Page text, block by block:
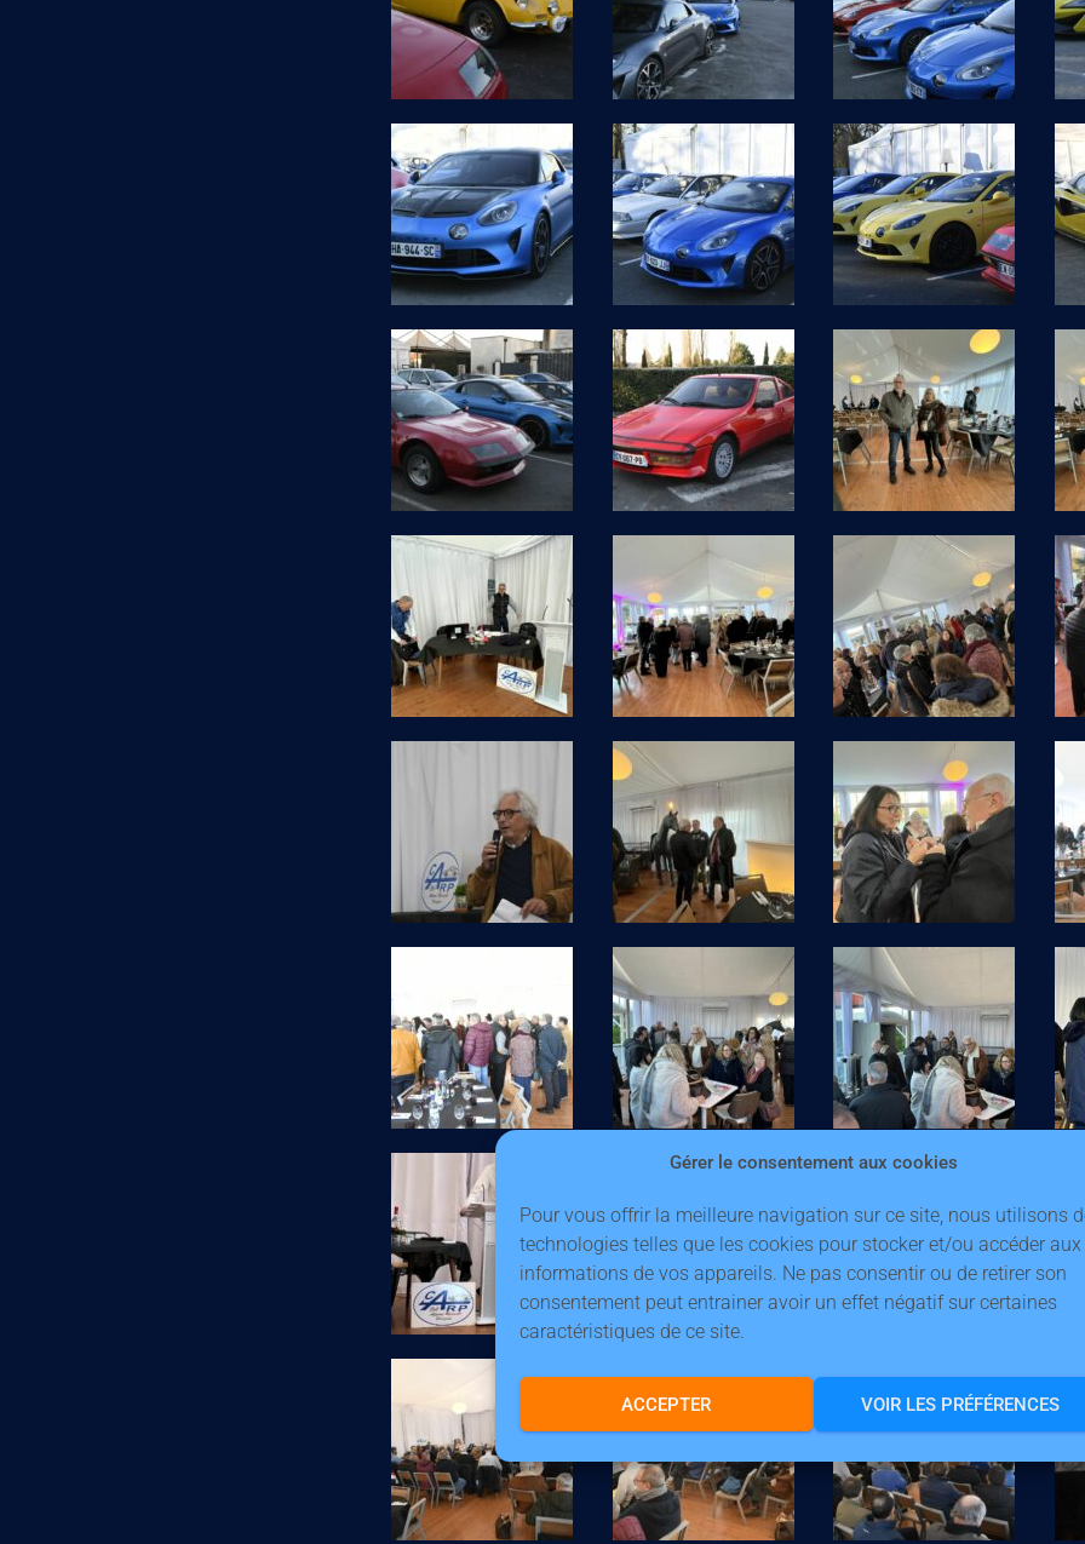
Gérer le consentement aux cookies
Pour vous offrir la meilleure navigation sur ce site, nous utilisons
technologies telles que les cookies pour stocker et/ou accéder aux
informations de vos appareils. Ne pas consentir ou de retirer son
consentement peut entrainer avoir un effet négatif sur certaines
caractéristiques de ce site.
ACCEPTER VOIR LES PRÉFÉRENCES